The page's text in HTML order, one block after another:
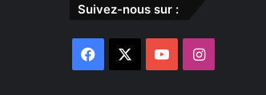
Suivez-nous sur :
Facebook YouTubeInstagram